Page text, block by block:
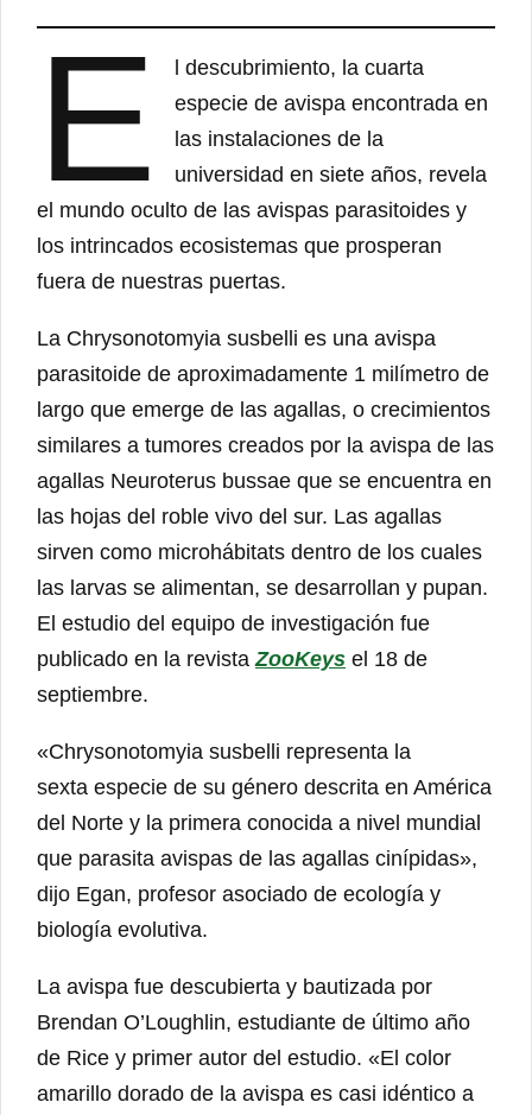
E
l descubrimiento, la cuarta
especie de avispa encontrada en
las instalaciones de la
universidad en siete años, revela
el mundo oculto de las avispas parasitoides y
los intrincados ecosistemas que prosperan
fuera de nuestras puertas.
La Chrysonotomyia susbelli es una avispa
parasitoide de aproximadamente 1 milímetro de
largo que emerge de las agallas, o crecimientos
similares a tumores creados por la avispa de las
agallas Neuroterus bussae que se encuentra en
las hojas del roble vivo del sur. Las agallas
sirven como microhábitats dentro de los cuales
las larvas se alimentan, se desarrollan y pupan.
El estudio del equipo de investigación fue
publicado en la revistaZooKeys el 18 de
septiembre.
«Chrysonotomyia susbelli representa la
sexta especie de su género descrita en América
del Norte y la primera conocida a nivel mundial
que parasita avispas de las agallas cinípidas»,
dijo Egan, profesor asociado de ecología y
biología evolutiva.
La avispa fue descubierta y bautizada por
Brendan O’Loughlin, estudiante de último año
de Rice y primer autor del estudio. «El color
amarillo dorado de la avispa es casi idéntico a